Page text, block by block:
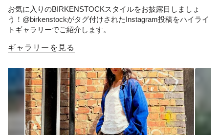
お気に入りのBIRKENSTOCKスタイルをお披露目しましょ
う！ @birkenstockがタグ付けされたInstagram投稿をハイライ
トギャラリーでご紹介します。
ギャラリーを見る